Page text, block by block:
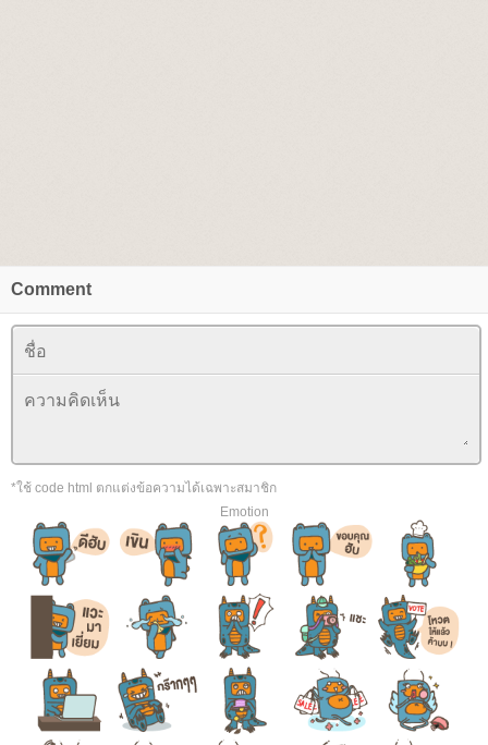
Comment
*ใช้ code html ตกแต่งข้อความได้เฉพาะสมาชิก
Emotion